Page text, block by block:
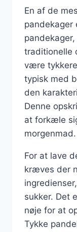
En af de
pandekager
traditionelle
være
typisk med
den
Denne
at forkæle
morgenmad.
For at lave
kræves der
sukker. Det
nøje for at
Tykke